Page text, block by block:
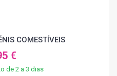
COMESTÍVEIS
€
de 2 a 3 dias